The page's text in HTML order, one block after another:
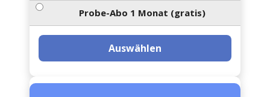
Probe-Abo 1 Monat (gratis)
Auswählen